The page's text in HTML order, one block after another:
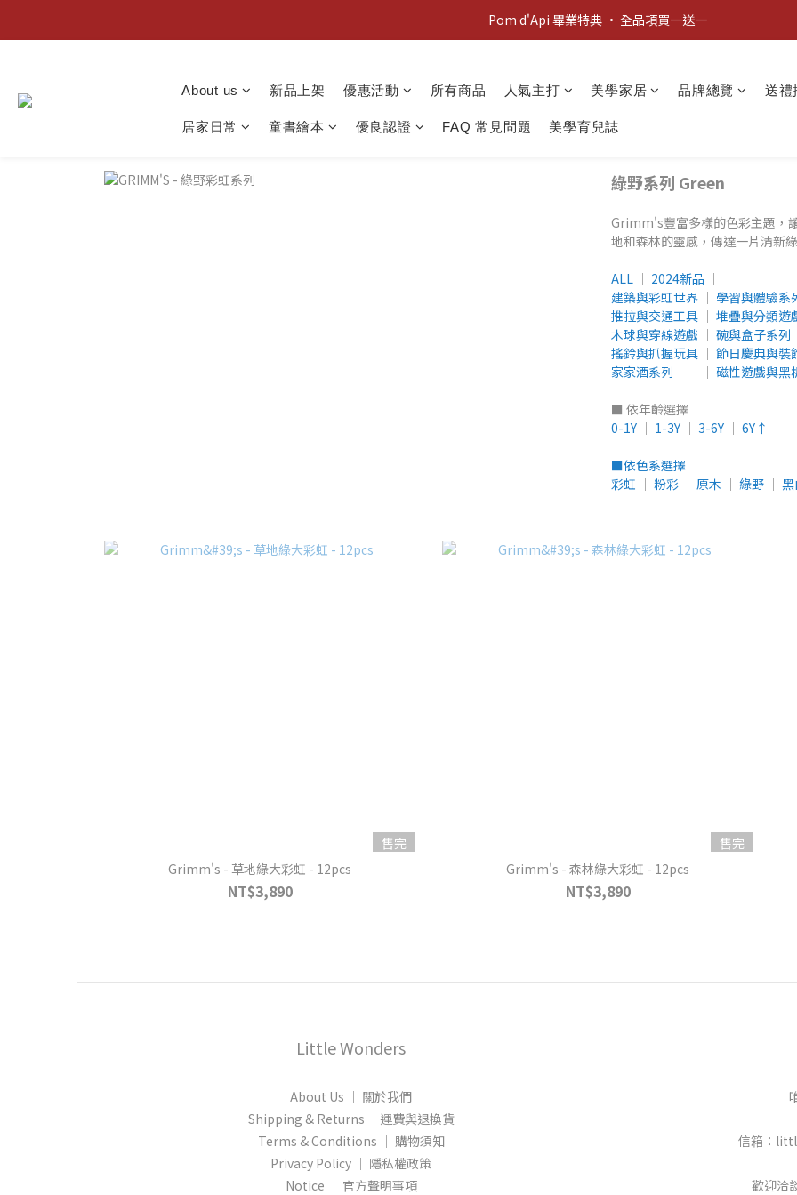
新客歡迎禮：輸入 "welcome10" 享首單九折！
Pom d'Api 畢業特典 · 全品項買一送一
About us 新品上架 優惠活動 所有商品 人氣主打 美學家居 品牌總覽 送禮
居家日常 童書繪本 優良認證 FAQ 常見問題 美學育兒誌
綠野系列 Green
Grimm's豐富多樣的色彩主題，
地和森林的靈感，傳達一片清新
ALL │ 2024新品 │
建築與彩虹世界 │ 學習與體驗系
推拉與交通工具 │ 堆疊與分類遊
木球與穿線遊戲 │ 碗與盒子系列
搖鈴與抓握玩具 │ 節日慶典與裝
家家酒系列 │ 磁性遊戲與黑
■ 依年齡選擇
0-1Y │ 1-3Y │ 3-6Y │ 6Y↑
■依色系選擇
彩虹 │ 粉彩 │ 原木 │ 綠野 │ 黑
售完
Grimm's - 草地綠大彩虹 - 12pcs
NT$3,890
售完
Grimm's - 森林綠大彩虹 - 12pcs
NT$3,890
Little Wonders
About Us │ 關於我們
Shipping & Returns │運費與退換貨
Terms & Conditions │ 購物須知
Privacy Policy │ 隱私權政策
Notice │ 官方聲明事項
信箱：
歡迎洽